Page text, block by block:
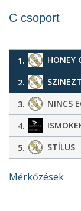
C csoport
1. HONEY
2.
3.
NINCS
4.
5.
STÍLUS
Mérkőzések